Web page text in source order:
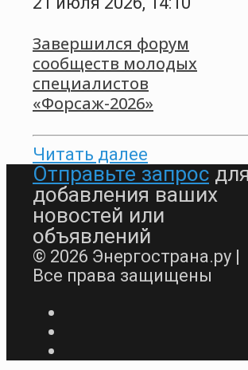
Завершился форум
сообществ молодых
специалистов
«Форсаж-2026»
Читать далее
Отправьте запрос для
добавления ваших
новостей или
объявлений
© 2026 Энергострана.ру |
Все права защищены